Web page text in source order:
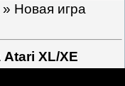
» Новая игра
Atari XL/XE